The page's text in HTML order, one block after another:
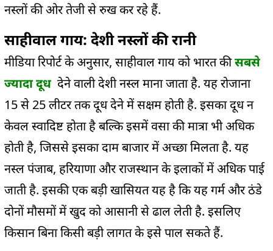
नस्लों की ओर तेजी से रुख कर रहे हैं.
साहीवाल गाय: देशी नस्लों की रानी
मीडिया रिपोर्ट के अनुसार, साहीवाल गाय को भारत कीसबसे
ज्यादा दूध देने वाली देशी नस्ल माना जाता है. यह रोजाना
15 से 25 लीटर तक दूध देने में सक्षम होती है. इसका दूध न
केवल स्वादिष्ट होता है बल्कि इसमें वसा की मात्रा भी अधिक
होती है, जिससे इसका दाम बाजार में अच्छा मिलता है. यह
नस्ल पंजाब, हरियाणा और राजस्थान के इलाकों में अधिक पाई
जाती है. इसकी एक बड़ी खासियत यह है कि यह गर्म और ठंडे
दोनों मौसमों में खुद को आसानी से ढाल लेती है. इसलिए
किसान बिना किसी बड़ी लागत के इसे पाल सकते हैं.